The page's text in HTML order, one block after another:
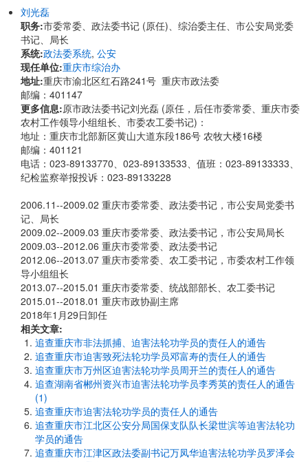
刘光磊
职务:市委常委、政法委书记 (原任)、综治委主任、市公安局党委
书记、局长
系统:政法委系统, 公安
现任单位:重庆市综治办
地址:重庆市渝北区红石路241号 重庆市政法委
邮编：401147
更多信息:原市政法委书记刘光磊 (原任，后任市委常委、重庆市委
农村工作领导小组组长、市委农工委书记)：
地址：重庆市北部新区黄山大道东段186号 农牧大楼16楼
邮编：401121
电话：023-89133770、023-89133533、值班：023-89133333、
纪检监察举报投诉：023-89133228
2006.11--2009.02 重庆市委常委、政法委书记，市公安局党委书
记、局长
2009.02--2009.03 重庆市委常委、政法委书记，市公安局局长
2009.03--2012.06 重庆市委常委、政法委书记
2012.06--2013.07 重庆市委常委、农工委书记，市委农村工作领
导小组组长
2013.07--2015.01 重庆市委常委、统战部部长、农工委书记
2015.01--2018.01 重庆市政协副主席
2018年1月29日卸任
相关文章:
追查重庆市非法抓捕、迫害法轮功学员的责任人的通告
追查重庆市迫害致死法轮功学员邓富寿的责任人的通告
追查重庆市万州区迫害法轮功学员周开兰的责任人的通告
追查湖南省郴州资兴市迫害法轮功学员李秀英的责任人的通告
(1)
追查重庆市迫害法轮功学员的责任人的通告
追查重庆市江北区公安分局国保支队队长梁世滨等迫害法轮功
学员的通告
追查重庆市江津区政法委副书记万凤华迫害法轮功学员罗泽会